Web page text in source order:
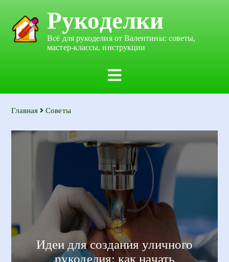
Рукоделки
Всё для рукоделия от Валентины: советы,
мастер-классы, инструкции
Главная Советы
Идеи для создания уличного
рукоделия: как начать